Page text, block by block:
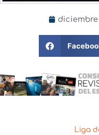
diciembre
Liga